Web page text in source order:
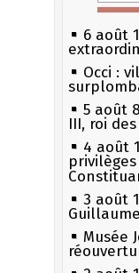
6 août
Occi :
5 août
III, roi
4 août
3 août
Musée